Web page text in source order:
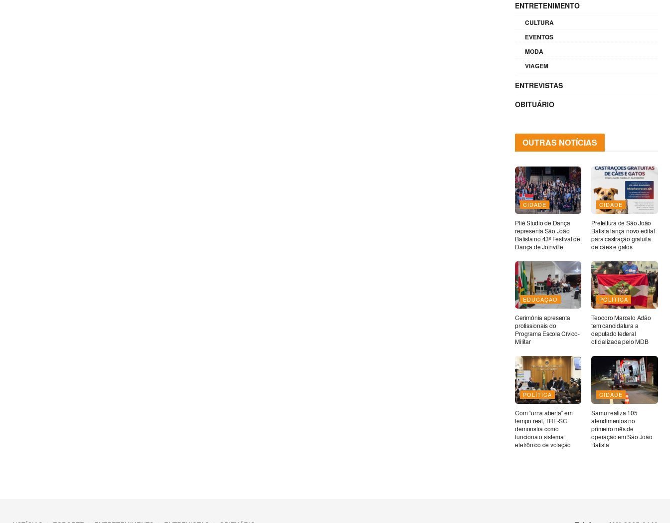
ENTRETENIMENTO
CULTURA
EVENTOS
MODA
VIAGEM
ENTREVISTAS
OBITUÁRIO
OUTRAS NOTÍCIAS
CIDADE
Plié Studio de Dança
representa São João
Batista no 43º Festival de
Dança de Joinville
CIDADE
Prefeitura de São João
Batista lança novo edital
para castração gratuita
de cães e gatos
EDUCAÇÃO
Cerimônia apresenta
profissionais do
Programa Escola Cívico-
Militar
POLÍTICA
Teodoro Marcelo Adão
tem candidatura a
deputado federal
oficializada pelo MDB
POLÍTICA
Com “urna aberta” em
tempo real, TRE-SC
demonstra como
funciona o sistema
eletrônico de votação
CIDADE
Samu realiza 105
atendimentos no
primeiro mês de
operação em São João
Batista